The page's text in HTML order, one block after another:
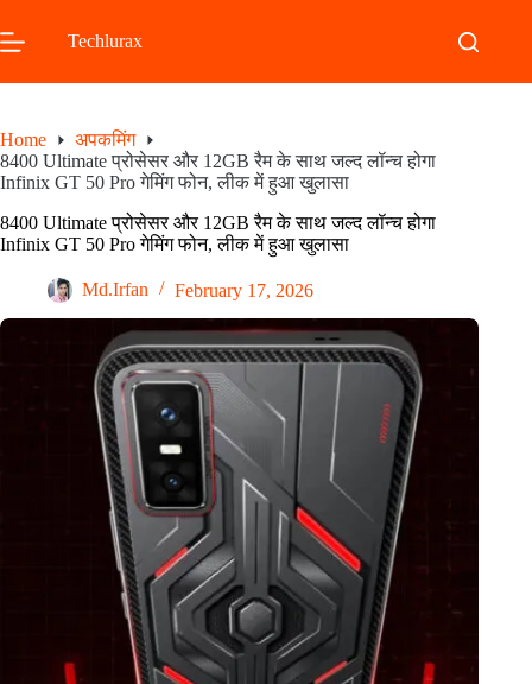
to
content
Techlurax
Home
अपकमिंग
8400 Ultimate प्रोसेसर और 12GB रैम के साथ जल्द लॉन्च होगा
Infinix GT 50 Pro गेमिंग फोन, लीक में हुआ खुलासा
8400 Ultimate प्रोसेसर और 12GB रैम के साथ जल्द लॉन्च होगा
Infinix GT 50 Pro गेमिंग फोन, लीक में हुआ खुलासा
Md.Irfan February 17, 2026